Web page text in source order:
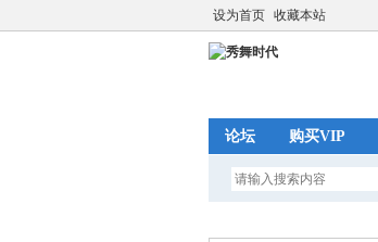
设为首页 收藏本站
论坛 购买VIP